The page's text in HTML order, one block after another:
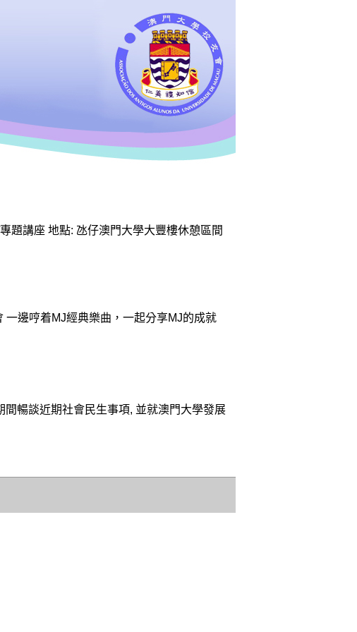
題講座 地點: 氹仔澳門大學大豐樓休憩區間
一邊哼着MJ經典樂曲，一起分享MJ的成就
暢談近期社會民生事項, 並就澳門大學發展